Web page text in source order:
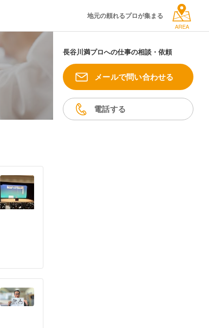
地元の頼れるプロが集まる
AREA
長谷川満プロへの仕事の相談・依頼
メールで問い合わせる
電話する